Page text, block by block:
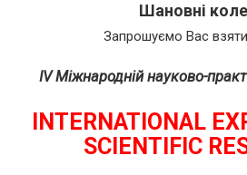
Шановні
Запрошуємо Вас
IV Міжнародній науково-
INTERNATIONAL
SCIENTIFIC